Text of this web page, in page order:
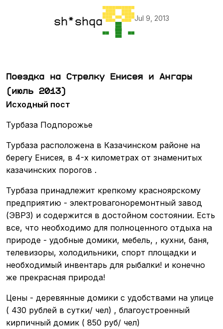
sh*shqa Jul 9, 2013
Поездка на Стрелку Енисея и Ангары
(июль 2013)
Исходный пост
Турбаза Подпорожье
Турбаза расположена в Казачинском районе на
берегу Енисея, в 4-х километрах от знаменитых
казачинских порогов .
Турбаза принадлежит крепкому красноярскому
предприятию - электровагоноремонтный завод
(ЭВРЗ) и содержится в достойном состоянии. Есть
все, что необходимо для полноценного отдыха на
природе - удобные домики, мебель, , кухни, баня,
телевизоры, холодильники, спорт площадки и
необходимый инвентарь для рыбалки! и конечно
же прекрасная природа!
Цены - деревянные домики с удобствами на улице
( 430 рублей в сутки/ чел) , благоустроенный
кирпичный домик ( 850 руб/ чел)